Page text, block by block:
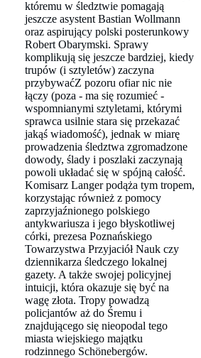
któremu w śledztwie pomagają
jeszcze asystent Bastian Wollmann
oraz aspirujący polski posterunkowy
Robert Obarymski. Sprawy
komplikują się jeszcze bardziej, kiedy
trupów (i sztyletów) zaczyna
przybywaćZ pozoru ofiar nic nie
łączy (poza - ma się rozumieć -
wspomnianymi sztyletami, którymi
sprawca usilnie stara się przekazać
jakąś wiadomość), jednak w miarę
prowadzenia śledztwa zgromadzone
dowody, ślady i poszlaki zaczynają
powoli układać się w spójną całość.
Komisarz Langer podąża tym tropem,
korzystając również z pomocy
zaprzyjaźnionego polskiego
antykwariusza i jego błyskotliwej
córki, prezesa Poznańskiego
Towarzystwa Przyjaciół Nauk czy
dziennikarza śledczego lokalnej
gazety. A także swojej policyjnej
intuicji, która okazuje się być na
wagę złota. Tropy powadzą
policjantów aż do Śremu i
znajdującego się nieopodal tego
miasta wiejskiego majątku
rodzinnego Schönebergów.